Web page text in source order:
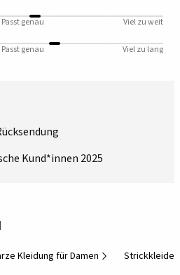
Passt genau Viel zu weit
Passt genau Viel zu lang
Kund*innen 2025
Kleidung für Damen Strickkleider